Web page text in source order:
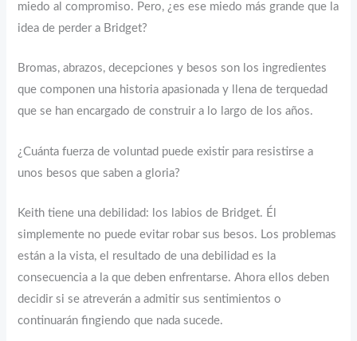
miedo al compromiso. Pero, ¿es ese miedo más grande que la
idea de perder a Bridget?
Bromas, abrazos, decepciones y besos son los ingredientes
que componen una historia apasionada y llena de terquedad
que se han encargado de construir a lo largo de los años.
¿Cuánta fuerza de voluntad puede existir para resistirse a
unos besos que saben a gloria?
Keith tiene una debilidad: los labios de Bridget. Él
simplemente no puede evitar robar sus besos. Los problemas
están a la vista, el resultado de una debilidad es la
consecuencia a la que deben enfrentarse. Ahora ellos deben
decidir si se atreverán a admitir sus sentimientos o
continuarán fingiendo que nada sucede.